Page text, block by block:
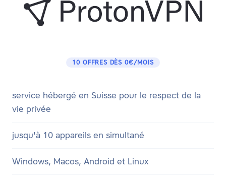
10 OFFRES DÈS 0€/MOIS
service hébergé en Suisse pour le respect de la
vie privée
jusqu'à 10 appareils en simultané
Windows, Macos, Android et Linux